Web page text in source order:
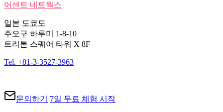
어센트 네트웍스
일본 도쿄도
주오구 하루미 1-8-10
트리톤 스퀘어 타워 X 8F
Tel. +81-3-3527-3963
문의하기 7일 무료 체험 시작